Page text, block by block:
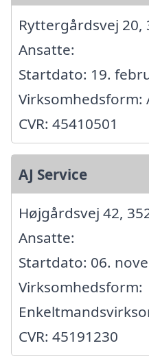
Ryttergårdsvej 20,
Ansatte:
Startdato: 19.
Virksomhedsform:
CVR: 45410501
AJ Service
Højgårdsvej 42,
Ansatte:
Startdato: 06.
Virksomhedsform:
CVR: 45191230